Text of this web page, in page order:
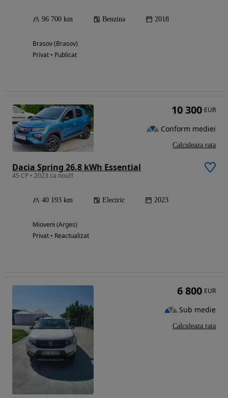
96 700 km Benzina 2018
Brasov (Brasov)
Privat • Publicat
Dacia Spring 26.8 kWh Essential
45 CP • 2023 ca nou!!!
40 193 km Electric 2023
Mioveni (Arges)
Privat • Reactualizat
10 300 EUR
Conform mediei
Calculeaza rata
6 800 EUR
Sub medie
Calculeaza rata